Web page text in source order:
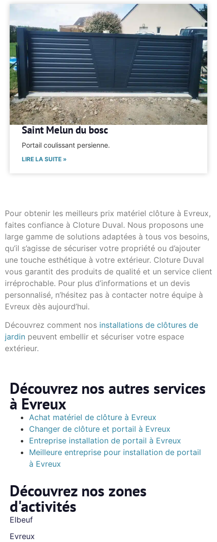
Saint Melun du bosc
Portail coulissant persienne.
LIRE LA SUITE »
Pour obtenir les meilleurs prix matériel clôture à Evreux,
faites confiance à Cloture Duval. Nous proposons une
large gamme de solutions adaptées à tous vos besoins,
qu’il s’agisse de sécuriser votre propriété ou d’ajouter
une touche esthétique à votre extérieur. Cloture Duval
vous garantit des produits de qualité et un service client
irréprochable. Pour plus d’informations et un devis
personnalisé, n’hésitez pas à contacter notre équipe à
Evreux dès aujourd’hui.
Découvrez comment nos installations de clôtures de
jardin peuvent embellir et sécuriser votre espace
extérieur.
Découvrez nos autres services
à Evreux
Achat matériel de clôture à Evreux
Changer de clôture et portail à Evreux
Entreprise installation de portail à Evreux
Meilleure entreprise pour installation de portail
à Evreux
Découvrez nos zones
d'activités
Elbeuf
Evreux